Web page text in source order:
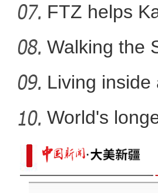
莎车戈壁产
FTZ helps
comm
Walking the
Living
World's
Ti